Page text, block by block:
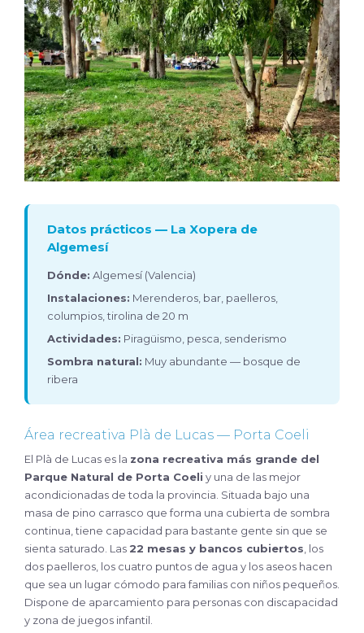
Datos prácticos — La Xopera de
Algemesí
Dónde: Algemesí (Valencia)
Instalaciones: Merenderos, bar, paelleros,
columpios, tirolina de 20 m
Actividades: Piragüismo, pesca, senderismo
Sombra natural: Muy abundante — bosque de
ribera
Área recreativa Plà de Lucas — Porta Coeli
El Plà de Lucas es la zona recreativa más grande del
Parque Natural de Porta Coeli y una de las mejor
acondicionadas de toda la provincia. Situada bajo una
masa de pino carrasco que forma una cubierta de sombra
continua, tiene capacidad para bastante gente sin que se
sienta saturado. Las 22 mesas y bancos cubiertos, los
dos paelleros, los cuatro puntos de agua y los aseos hacen
que sea un lugar cómodo para familias con niños pequeños.
Dispone de aparcamiento para personas con discapacidad
y zona de juegos infantil.